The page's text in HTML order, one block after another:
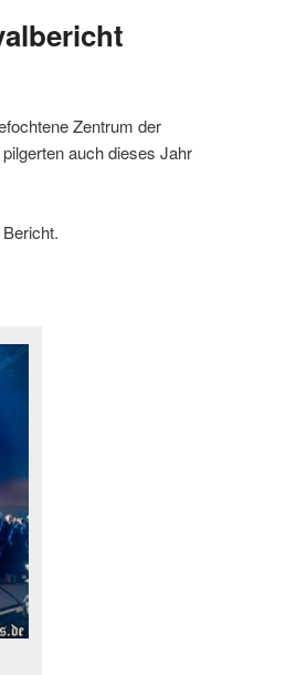
Zentrum der
auch dieses Jahr